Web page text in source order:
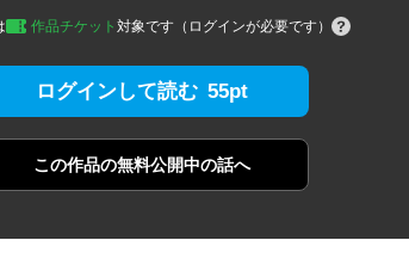
作品チケット 対象です（ログインが必要です）
ログインして読む 55pt
この作品の無料公開中の話へ